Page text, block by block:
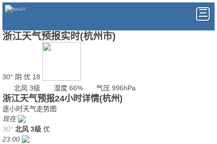
浙江天气预报实时(杭州市)
30° 阴 优 18
北风 3级
湿度 66% 气压 996hPa
浙江天气预报24小时详情(杭州)
逐小时天气走势图
现在
30° 北风 3级 优
23:00